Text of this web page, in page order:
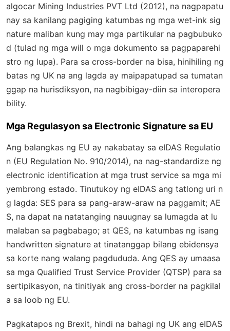
algocar Mining Industries PVT Ltd (2012), na nagpapatu
nay sa kanilang pagiging katumbas ng mga wet-ink sig
nature maliban kung may mga partikular na pagbubuko
d (tulad ng mga will o mga dokumento sa pagpaparehi
stro ng lupa). Para sa cross-border na bisa, hinihiling ng
batas ng UK na ang lagda ay maipapatupad sa tumatan
ggap na hurisdiksyon, na nagbibigay-diin sa interopera
bility.
Mga Regulasyon sa Electronic Signature sa EU
Ang balangkas ng EU ay nakabatay sa eIDAS Regulatio
n (EU Regulation No. 910/2014), na nag-standardize ng
electronic identification at mga trust service sa mga mi
yembrong estado. Tinutukoy ng eIDAS ang tatlong uri n
g lagda: SES para sa pang-araw-araw na paggamit; AE
S, na dapat na natatanging nauugnay sa lumagda at lu
malaban sa pagbabago; at QES, na katumbas ng isang
handwritten signature at tinatanggap bilang ebidensya
sa korte nang walang pagdududa. Ang QES ay umaasa
sa mga Qualified Trust Service Provider (QTSP) para sa
sertipikasyon, na tinitiyak ang cross-border na pagkilal
a sa loob ng EU.
Pagkatapos ng Brexit, hindi na bahagi ng UK ang eIDAS